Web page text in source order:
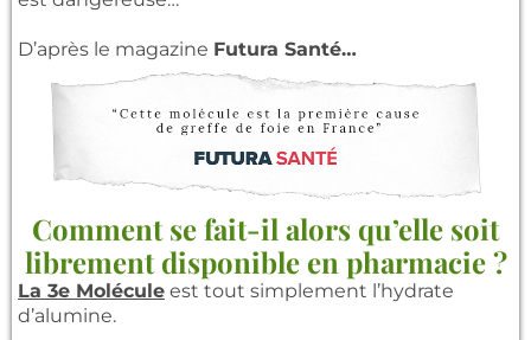
D’après le magazine Futura Santé…
Comment se fait-il alors qu’elle soit
librement disponible en pharmacie ?
La 3e Molécule est tout simplement l’hydrate
d’alumine.